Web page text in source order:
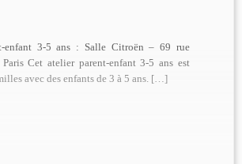
enfant 3-5 ans : Salle Citroën – 69 rue
Cet atelier parent-enfant 3-5 ans est
avec des enfants de 3 à 5 ans. […]